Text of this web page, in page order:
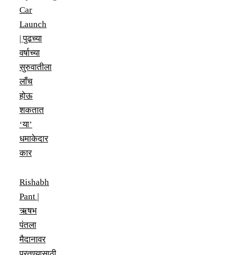
Car
Launch
| पुढच्या
वर्षाच्या
सुरुवातीला
लाँच
होऊ
शकतात
‘या’
धमाकेदार
कार
Rishabh
Pant |
ऋषभ
पंतला
मैदानावर